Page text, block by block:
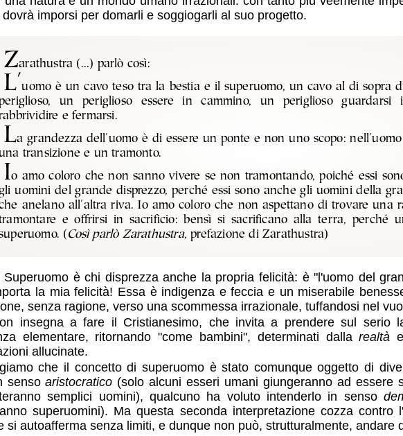
dovrà imporsi per domarli e soggiogarli al suo progetto.
Zarathustra (...) parlò così:
L'uomo è un cavo teso tra la bestia e il superuomo, un cavo al di sopra
un periglioso essere in cammino, un periglioso
e fermarsi.
La grandezza dell'uomo è di essere un ponte e non uno scopo:
transizione e un tramonto.
Io amo coloro che non sanno vivere se non tramontando, poiché essi
uomini del grande disprezzo, perché essi sono anche gli uomini della
anelano all'altra riva. Io amo coloro che non aspettano di trovare una
e offrirsi in sacrificio: bensì si sacrificano alla terra, perché
( Così parlò Zarathustra, prefazione di Zarathustra)
Superuomo è chi disprezza anche la propria felicità: è "l'uomo del
la mia felicità! Essa è indigenza e feccia e un miserabile
senza ragione, verso una scommessa irrazionale, tuffandosi nel
insegna a fare il Cristianesimo, che invita a prendere sul serio
elementare, ritornando "come bambini", determinati dallarealtà
allucinate.
che il concetto di superuomo è stato comunque oggetto di
sensoaristocratico (solo alcuni esseri umani giungeranno ad essere
semplici uomini), qualcuno ha voluto intenderlo in senso
superuomini). Ma questa seconda interpretazione cozza
si autoafferma senza limiti, e dunque non può, strutturalmente, andare